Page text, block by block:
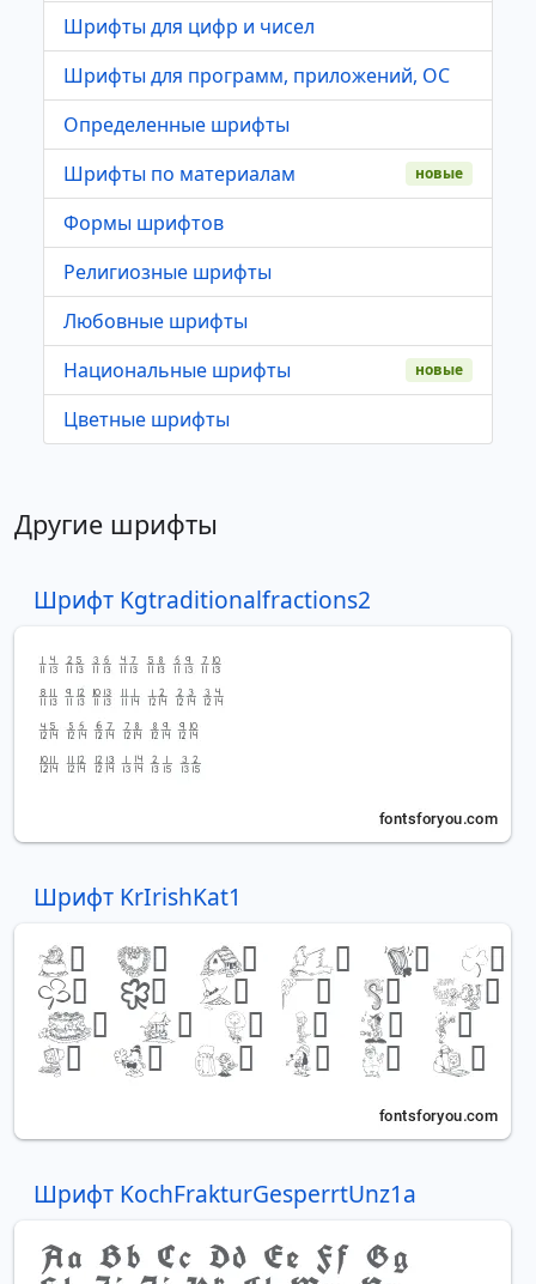
Шрифты для цифр и чисел
Шрифты для программ, приложений, ОС
Определенные шрифты
Шрифты по материалам
новые
Формы шрифтов
Религиозные шрифты
Любовные шрифты
Национальные шрифты
новые
Цветные шрифты
Другие шрифты
Шрифт Kgtraditionalfractions2
Шрифт KrIrishKat1
Шрифт KochFrakturGesperrtUnz1a